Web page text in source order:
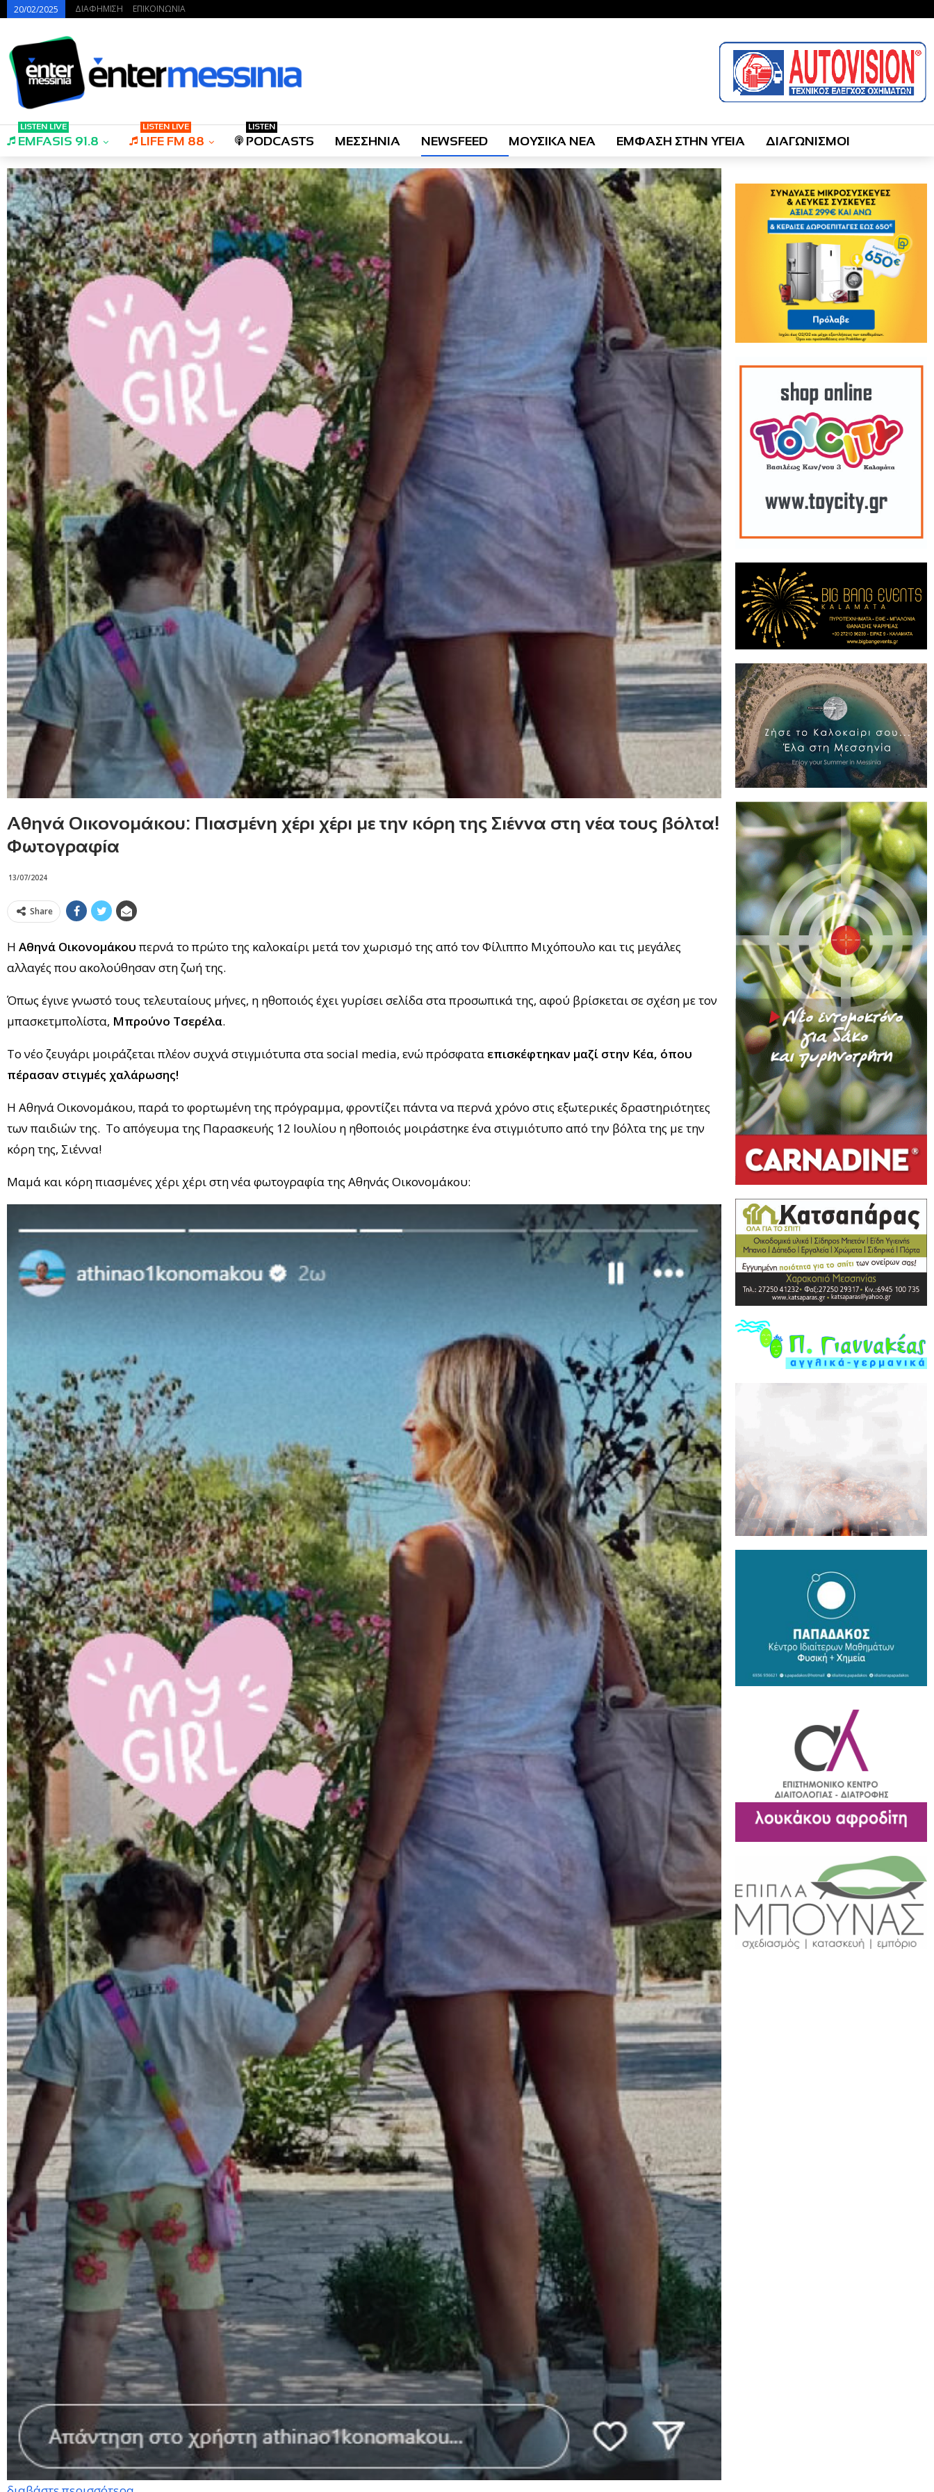
20/02/2025 ΔΙΑΦΗΜΙΣΗ ΕΠΙΚΟΙΝΩΝΙΑ
EMFASIS 91.8
LISTEN LIVE
LIFE FM 88
LISTEN LIVE
PODCASTS
LISTEN
ΜΕΣΣΗΝΙΑ NEWSFEED ΜΟΥΣΙΚΑ ΝΕΑ ΕΜΦΑΣΗ ΣΤΗΝ ΥΓΕΙΑ ΔΙΑΓΩΝΙΣΜΟΙ
Αθηνά Οικονομάκου: Πιασμένη χέρι χέρι με την κόρη της Σιέννα στη νέα τους βόλτα!
Φωτογραφία
13/07/2024
Share
Η Αθηνά Οικονομάκου περνά το πρώτο της καλοκαίρι μετά τον χωρισμό της από τον Φίλιππο Μιχόπουλο και τις μεγάλες
αλλαγές που ακολούθησαν στη ζωή της.
Όπως έγινε γνωστό τους τελευταίους μήνες, η ηθοποιός έχει γυρίσει σελίδα στα προσωπικά της, αφού βρίσκεται σε σχέση με τον
μπασκετμπολίστα, Μπρούνο Τσερέλα.
Το νέο ζευγάρι μοιράζεται πλέον συχνά στιγμιότυπα στα social media, ενώ πρόσφατα επισκέφτηκαν μαζί στην Κέα, όπου
πέρασαν στιγμές χαλάρωσης!
Η Αθηνά Οικονομάκου, παρά το φορτωμένη της πρόγραμμα, φροντίζει πάντα να περνά χρόνο στις εξωτερικές δραστηριότητες
των παιδιών της. Το απόγευμα της Παρασκευής 12 Ιουλίου η ηθοποιός μοιράστηκε ένα στιγμιότυπο από την βόλτα της με την
κόρη της, Σιέννα!
Μαμά και κόρη πιασμένες χέρι χέρι στη νέα φωτογραφία της Αθηνάς Οικονομάκου: